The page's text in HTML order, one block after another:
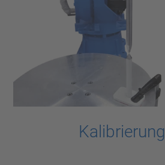
Kalibrierung